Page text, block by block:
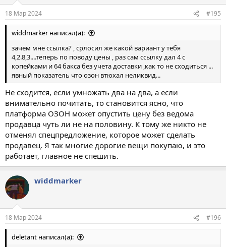
18 Мар 2024 #195
widdmarker написал(а):
зачем мне ссылка? , срлосил же какой вариант у тебя
4,2.8,3....теперь по поводу цены , раз сам ссылку дал 4 с
копейками и 64 бакса без учета доставки ,как то не сходиться ...
явный показатель что озон втюхал неликвид...
Не сходится, если умножать два на два, а если
внимательно почитать, то становится ясно, что
платформа ОЗОН может опустить цену без ведома
продавца чуть ли не на половину. К тому же никто не
отменял спецпредложение, которое может сделать
продавец. Я так многие дорогие вещи покупаю, и это
работает, главное не спешить.
widdmarker
18 Мар 2024 #196
deletant написал(а):